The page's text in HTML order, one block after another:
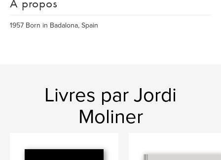
1957 Born in Badalona, Spain
Livres par Jordi
Moliner